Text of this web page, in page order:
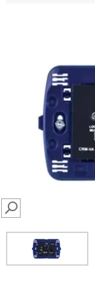
SEARCH